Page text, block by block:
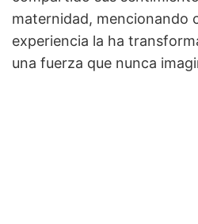
maternidad, mencionando
experiencia la ha
una fuerza que nunca